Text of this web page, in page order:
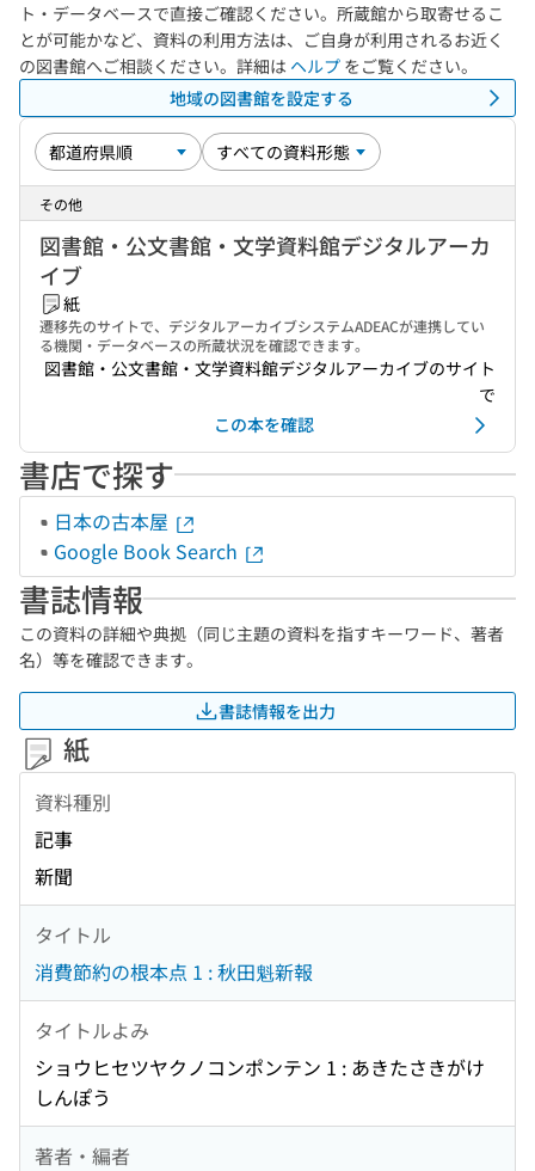
ト・データベースで直接ご確認ください。所蔵館から取寄せるこ
とが可能かなど、資料の利用方法は、ご自身が利用されるお近く
の図書館へご相談ください。詳細は ヘルプ をご覧ください。
地域の図書館を設定する
その他
図書館・公文書館・文学資料館デジタルアーカ
イブ
紙
遷移先のサイトで、デジタルアーカイブシステムADEACが連携してい
る機関・データベースの所蔵状況を確認できます。
図書館・公文書館・文学資料館デジタルアーカイブのサイト
で
この本を確認
書店で探す
日本の古本屋
Google Book Search
書誌情報
この資料の詳細や典拠（同じ主題の資料を指すキーワード、著者
名）等を確認できます。
書誌情報を出力
紙
資料種別
記事
新聞
タイトル
消費節約の根本点 1 : 秋田魁新報
タイトルよみ
ショウヒセツヤクノコンポンテン 1 : あきたさきがけ
しんぽう
著者・編者